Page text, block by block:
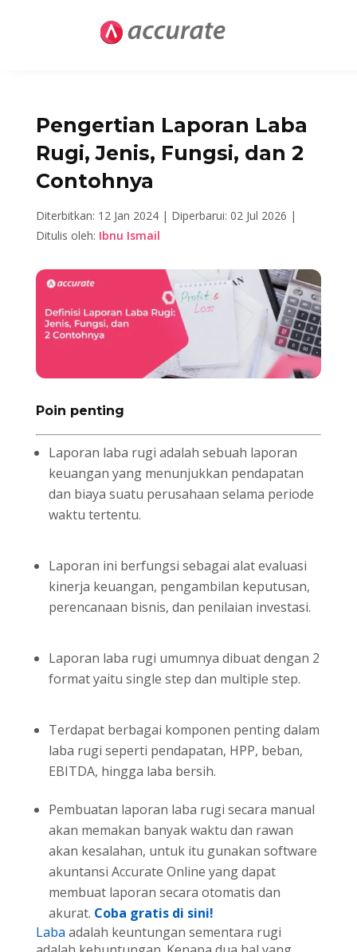
Pengertian Laporan Laba
Rugi, Jenis, Fungsi, dan 2
Contohnya
Diterbitkan: 12 Jan 2024 | Diperbarui: 02 Jul 2026 |
Ditulis oleh: Ibnu Ismail
Poin penting
Laporan laba rugi adalah sebuah laporan
keuangan yang menunjukkan pendapatan
dan biaya suatu perusahaan selama periode
waktu tertentu.
Laporan ini berfungsi sebagai alat evaluasi
kinerja keuangan, pengambilan keputusan,
perencanaan bisnis, dan penilaian investasi.
Laporan laba rugi umumnya dibuat dengan 2
format yaitu single step dan multiple step.
Terdapat berbagai komponen penting dalam
laba rugi seperti pendapatan, HPP, beban,
EBITDA, hingga laba bersih.
Pembuatan laporan laba rugi secara manual
akan memakan banyak waktu dan rawan
akan kesalahan, untuk itu gunakan software
akuntansi Accurate Online yang dapat
membuat laporan secara otomatis dan
akurat. Coba gratis di sini!
Laba adalah keuntungan sementara rugi